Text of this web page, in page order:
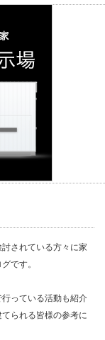
されている方々に家
です。
っている活動も紹介
られる皆様の参考に